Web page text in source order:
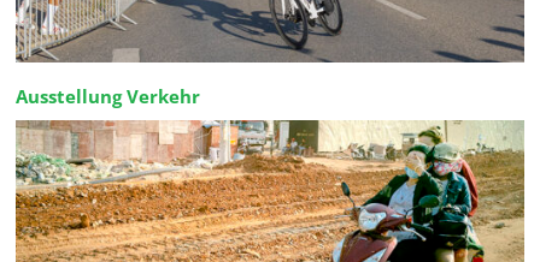
Ausstellung Verkehr